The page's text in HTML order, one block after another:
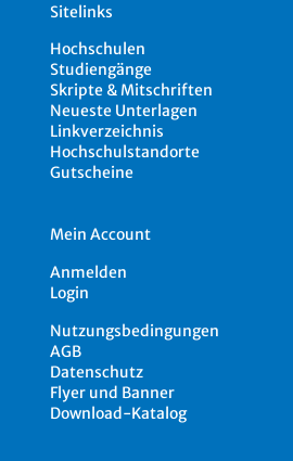
Sitelinks
Hochschulen
Studiengänge
Skripte & Mitschriften
Neueste Unterlagen
Linkverzeichnis
Hochschulstandorte
Gutscheine
Mein Account
Anmelden
Login
Nutzungsbedingungen
AGB
Datenschutz
Flyer und Banner
Download-Katalog